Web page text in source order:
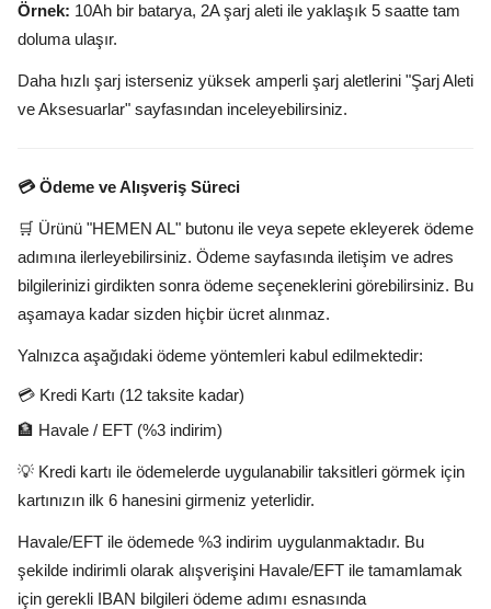
Örnek: 10Ah bir batarya, 2A şarj aleti ile yaklaşık 5 saatte tam
doluma ulaşır.
Daha hızlı şarj isterseniz yüksek amperli şarj aletlerini "Şarj Aleti
ve Aksesuarlar" sayfasından inceleyebilirsiniz.
💳 Ödeme ve Alışveriş Süreci
🛒 Ürünü "HEMEN AL" butonu ile veya sepete ekleyerek ödeme
adımına ilerleyebilirsiniz. Ödeme sayfasında iletişim ve adres
bilgilerinizi girdikten sonra ödeme seçeneklerini görebilirsiniz. Bu
aşamaya kadar sizden hiçbir ücret alınmaz.
Yalnızca aşağıdaki ödeme yöntemleri kabul edilmektedir:
💳 Kredi Kartı (12 taksite kadar)
🏦 Havale / EFT (%3 indirim)
💡 Kredi kartı ile ödemelerde uygulanabilir taksitleri görmek için
kartınızın ilk 6 hanesini girmeniz yeterlidir.
Havale/EFT ile ödemede %3 indirim uygulanmaktadır. Bu
şekilde indirimli olarak alışverişini Havale/EFT ile tamamlamak
için gerekli IBAN bilgileri ödeme adımı esnasında